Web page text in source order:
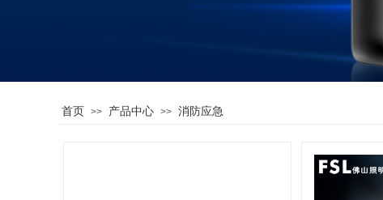
首页 >> 产品中心 >> 消防应急